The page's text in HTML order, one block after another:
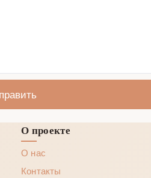
О проекте
О нас
Контакты